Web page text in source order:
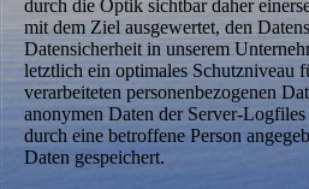
durch die Optik sichtbar daher
mit dem Ziel ausgewertet, den
Datensicherheit in unserem
letztlich ein optimales Schutzniveau
verarbeiteten personenbezogenen
anonymen Daten der Server-
durch eine betroffene Person
Daten gespeichert.